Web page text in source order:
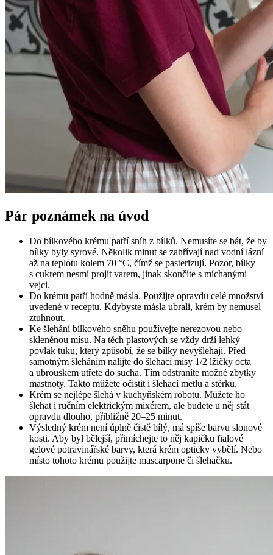
Pár poznámek na úvod
Do bílkového krému patří sníh z bílků. Nemusíte se bát, že by
bílky byly syrové. Několik minut se zahřívají nad vodní lázní
až na teplotu kolem 70 °C, čímž se pasterizují. Pozor, bílky
s cukrem nesmí projít varem, jinak skončíte s míchanými
vejci.
Do krému patří hodně másla. Použijte opravdu celé množství
uvedené v receptu. Kdybyste másla ubrali, krém by nemusel
ztuhnout.
Ke šlehání bílkového sněhu používejte nerezovou nebo
skleněnou mísu. Na těch plastových se vždy drží lehký
povlak tuku, který způsobí, že se bílky nevyšlehají. Před
samotným šleháním nalijte do šlehací mísy 1/2 lžičky octa
a ubrouskem utřete do sucha. Tím odstraníte možné zbytky
mastnoty. Takto můžete očistit i šlehací metlu a stěrku.
Krém se nejlépe šlehá v kuchyňském robotu. Můžete ho
šlehat i ručním elektrickým mixérem, ale budete u něj stát
opravdu dlouho, přibližně 20–25 minut.
Výsledný krém není úplně čistě bílý, má spíše barvu slonové
kosti. Aby byl bělejší, přimíchejte to něj kapičku fialové
gelové potravinářské barvy, která krém opticky vybělí. Nebo
místo tohoto krému použijte mascarpone či šlehačku.